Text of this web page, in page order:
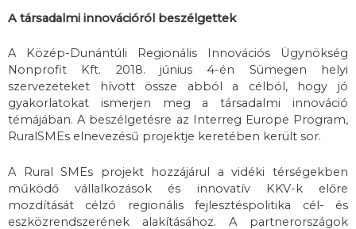
A társadalmi innovációról beszélgettek
A Közép-Dunántúli Regionális Innovációs Ügynökség
Nonprofit Kft. 2018. június 4-én Sümegen helyi
szervezeteket hívott össze abból a célból, hogy jó
gyakorlatokat ismerjen meg a társadalmi innováció
témájában. A beszélgetésre az Interreg Europe Program,
RuralSMEs elnevezésű projektje keretében került sor.
A Rural SMEs projekt hozzájárul a vidéki térségekben
működő vállalkozások és innovatív KKV-k előre
mozdítását célzó regionális fejlesztéspolitika cél- és
eszközrendszerének alakításához. A partnerországok